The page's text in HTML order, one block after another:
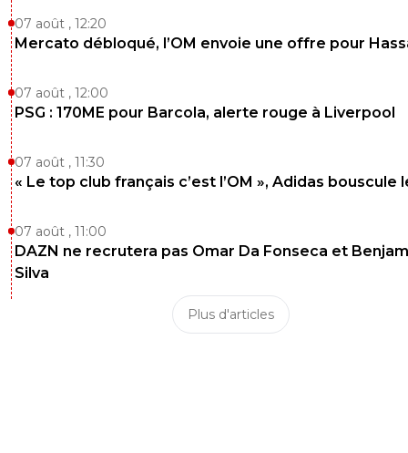
07 août , 12:20
Mercato débloqué, l’OM envoie une offre pour
07 août , 12:00
PSG : 170ME pour Barcola, alerte rouge à Liverpool
07 août , 11:30
« Le top club français c’est l’OM », Adidas bouscule
07 août , 11:00
DAZN ne recrutera pas Omar Da Fonseca et
Silva
Plus d'articles